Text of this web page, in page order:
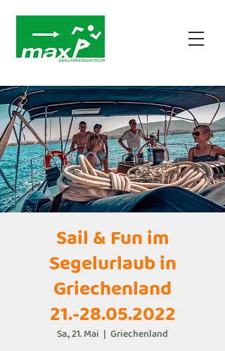
Sail & Fun im
Segelurlaub in
Griechenland
21.-28.05.2022
Sa., 21. Mai
  |
Griechenland